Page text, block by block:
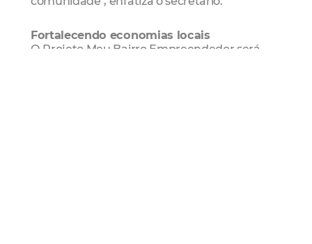
Fortalecendo economias locais
O Projeto Meu Bairro Empreendedor será